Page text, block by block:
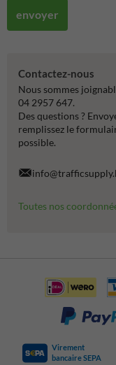
envoyer
Contactez-nous
Nous sommes
04 2957 647.
Des questions ?
remplissez le
possible.
Toutes nos
Virement
bancaire SEPA